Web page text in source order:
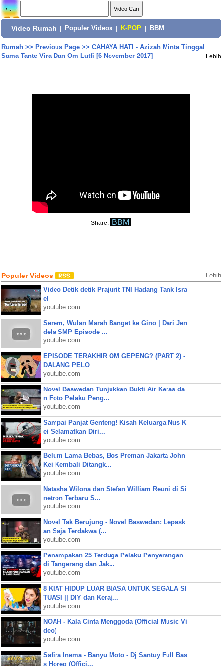
Video Rumah Populer Videos K-POP BBM
Rumah>> Previous Page>> CAHAYA HATI - Azizah Minta Tinggal
Sama Tante Vira Dan Om Lutfi [6 November 2017]
Lebih
Share: BBM
Populer Videos Lebih
Video Detik detik Prajurit TNI Hadang Tank Isra
el
youtube.com
Serem, Wulan Marah Banget ke Gino | Dari Jen
dela SMP Episode ...
youtube.com
EPISODE TERAKHIR OM GEPENG? (PART 2) -
DALANG PELO
youtube.com
Novel Baswedan Tunjukkan Bukti Air Keras da
n Foto Pelaku Peng...
youtube.com
Sampai Panjat Genteng! Kisah Keluarga Nus K
ei Selamatkan Diri...
youtube.com
Belum Lama Bebas, Bos Preman Jakarta John
Kei Kembali Ditangk...
youtube.com
Natasha Wilona dan Stefan William Reuni di Si
netron Terbaru S...
youtube.com
Novel Tak Berujung - Novel Baswedan: Lepask
an Saja Terdakwa (...
youtube.com
Penampakan 25 Terduga Pelaku Penyerangan
di Tangerang dan Jak...
youtube.com
8 KIAT HIDUP LUAR BIASA UNTUK SEGALA SI
TUASI || DIY dan Keraj...
youtube.com
NOAH - Kala Cinta Menggoda (Official Music Vi
deo)
youtube.com
Safira Inema - Banyu Moto - Dj Santuy Full Bas
s Horeg (Offici...